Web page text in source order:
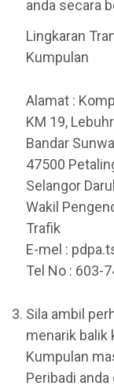
anda secara
Lingkaran
Kumpulan
Alamat :
KM 19,
Bandar
47500
Selangor
Wakil
Trafik
E-mel :
Tel No : 603-
Sila ambil
menarik balik
Kumpulan
Peribadi